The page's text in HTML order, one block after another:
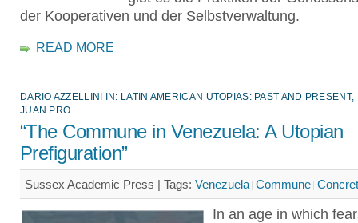
der Kooperativen und der Selbstverwaltung.
READ MORE
DARIO AZZELLINI IN: LATIN AMERICAN UTOPIAS: PAST AND PRESENT,
JUAN PRO
“The Commune in Venezuela: A Utopian
Prefiguration”
Sussex Academic Press | Tags: Venezuela Commune
In an age in which